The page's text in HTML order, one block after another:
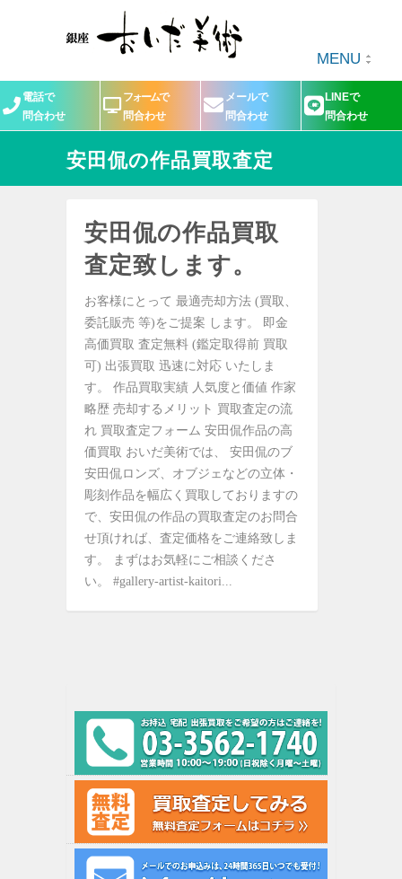
MENU
電話で
問合わせ
フォームで
問合わせ
メールで
問合わせ
LINEで
問合わせ
安田侃の作品買取査定
安田侃の作品買取
査定致します。
お客様にとって 最適売却方法 (買取、
委託販売 等)をご提案 します。 即金
高価買取 査定無料 (鑑定取得前 買取
可) 出張買取 迅速に対応 いたしま
す。 作品買取実績 人気度と価値 作家
略歴 売却するメリット 買取査定の流
れ 買取査定フォーム 安田侃作品の高
価買取 おいだ美術では、 安田侃のブ
安田侃ロンズ、オブジェなどの立体・
彫刻作品を幅広く買取しておりますの
で、安田侃の作品の買取査定のお問合
せ頂ければ、査定価格をご連絡致しま
す。 まずはお気軽にご相談くださ
い。 #gallery-artist-kaitori...